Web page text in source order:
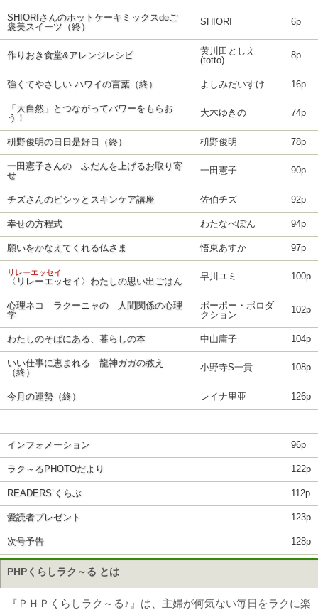
SHIORIさんのホットケーキミックスdeご
褒美スイーツ（終）
SHIORI 6p
作りおき食堂&アレンジレシピ
黄川田としえ
(totto)
8p
強くてやさしい ハワイの言葉（終） よしみだいすけ 16p
「大自然」とつながってパワーをもらお
う！
大木ゆきの 74p
枡野俊明の日日是好日（終） 枡野俊明 78p
一田憲子さんの ふだんを上げるお取り寄
せ
一田憲子 90p
チズさんのビシッとスキンケア講座 佐伯チズ 92p
幸せの方程式 わたなべぽん 94p
願いをかなえてくれる仏さま 悟東あすか 97p
リレーエッセイ
〈リレーエッセイ〉わたしの思い出ごはん 早川ユミ 100p
心理ネコ ラクーニャの 人間関係の心理
学
ポーポー・ポロダ
クション
102p
わたしのそばにある、暮らしの本 中山庸子 104p
いい仕事に恵まれる 龍神ガガの教え
（終）
小野寺S一貴 108p
今月の運勢（終） レイナ里亜 126p
インフォメーション 96p
ラク～るPHOTOだより 122p
READERS’くらぶ 112p
愛読者プレゼント 123p
次号予告 128p
PHPくらしラク～る とは
『ＰＨＰくらしラク～る♪』は、主婦が何気ない毎日をラクに楽